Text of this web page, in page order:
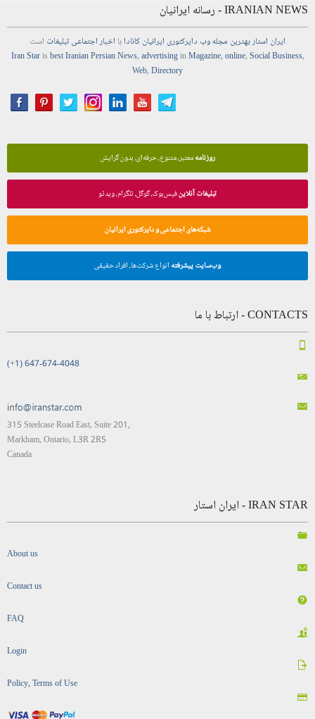
IRANIAN NEWS - رسانه ایرانیان
ایران استاربهترین مجلهوب دایرکتوری ایرانیان کانادابا اخباراجتماعیتبلیغات است
Iran Starisbest Iranian PersianNews,advertisinginMagazine,online,Social Business,
Web,Directory
روزنامهمعتبر، متنوع، حرفه‌ای، بدون گرایش
تبلیغات آنلاینفیس‌بوک، گوگل، تلگرام، ویدئو
شبکه‌های اجتماعی و دایرکتوری ایرانیان
وب‌سایت پیشرفته انواع شرکت‌ها، افراد حقیقی
CONTACTS - ارتباط با ما
(+1) 647-674-4048
315 Steelcase Road East, Suite 201,
Markham, Ontario, L3R 2R5
Canada
IRAN STAR - ایران استار
About us
Contact us
FAQ
Login
Policy, Terms of Use